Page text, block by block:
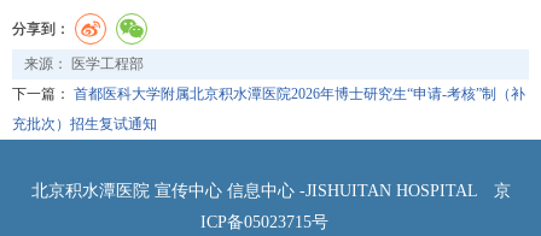
分享到：
来源： 医学工程部
下一篇： 首都医科大学附属北京积水潭医院2026年博士研究生“申请-考核”制（补
充批次）招生复试通知
北京积水潭医院 宣传中心 信息中心 -JISHUITAN HOSPITAL
京
ICP备05023715号